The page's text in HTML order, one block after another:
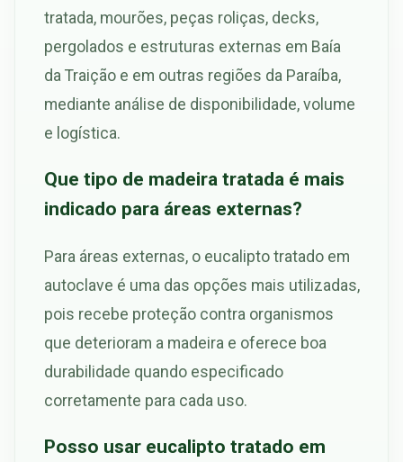
tratada, mourões, peças roliças, decks,
pergolados e estruturas externas em Baía
da Traição e em outras regiões da Paraíba,
mediante análise de disponibilidade, volume
e logística.
Que tipo de madeira tratada é mais
indicado para áreas externas?
Para áreas externas, o eucalipto tratado em
autoclave é uma das opções mais utilizadas,
pois recebe proteção contra organismos
que deterioram a madeira e oferece boa
durabilidade quando especificado
corretamente para cada uso.
Posso usar eucalipto tratado em